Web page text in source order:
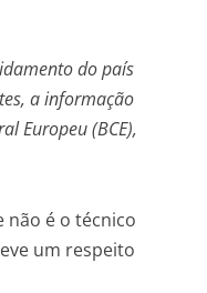
do país
a informação
Europeu (BCE),
não é o técnico
um respeito